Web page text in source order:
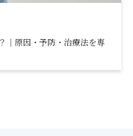
｜原因・予防・治療法を専